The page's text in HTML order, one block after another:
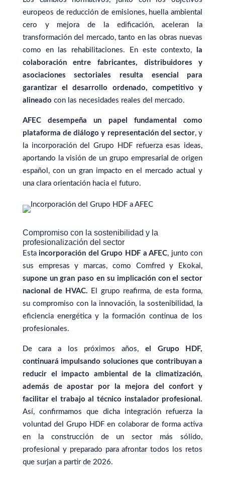
europeos de reducción de emisiones, huella ambiental
cero y mejora de la edificación, aceleran la
transformación del mercado, tanto en las obras nuevas
como en las rehabilitaciones. En este contexto, la
colaboración entre fabricantes, distribuidores y
asociaciones sectoriales resulta esencial para
garantizar el desarrollo ordenado, competitivo y
alineado con las necesidades reales del mercado.
AFEC desempeña un papel fundamental como
plataforma de diálogo y representación del sector, y
la incorporación del Grupo HDF refuerza esas ideas,
aportando la visión de un grupo empresarial de origen
español, con un gran impacto en el mercado actual y
una clara orientación hacia el futuro.
Compromiso con la sostenibilidad y la
profesionalización del sector
Estaincorporación del Grupo HDF a AFEC, junto con
sus empresas y marcas, como Comfred y Ekokai,
supone un gran paso en su implicación con el sector
nacional de HVAC. El grupo reafirma, de esta forma,
su compromiso con la innovación, la sostenibilidad, la
eficiencia energética y la formación continua de los
profesionales.
De cara a los próximos años, el Grupo HDF,
continuará impulsando soluciones que contribuyan a
reducir el impacto ambiental de la climatización,
además de apostar por la mejora del confort y
facilitar el trabajo al técnico instalador profesional.
Así, confirmamos que dicha integración refuerza la
voluntad del Grupo HDF en colaborar de forma activa
en la construcción de un sector más sólido,
profesional y preparado para afrontar todos los retos
que surjan a partir de 2026.